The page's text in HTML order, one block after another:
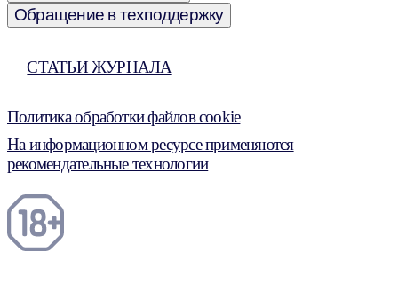
Обращение в техподдержку
СТАТЬИ ЖУРНАЛА
Политика обработки файлов cookie
На информационном ресурсе применяются
рекомендательные технологии